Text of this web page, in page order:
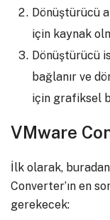
Dönüştürücü
için kaynak
Dönüştürücü
bağlanır ve
için grafiksel
VMware
İlk olarak,
Converter’ın en
gerekecek: